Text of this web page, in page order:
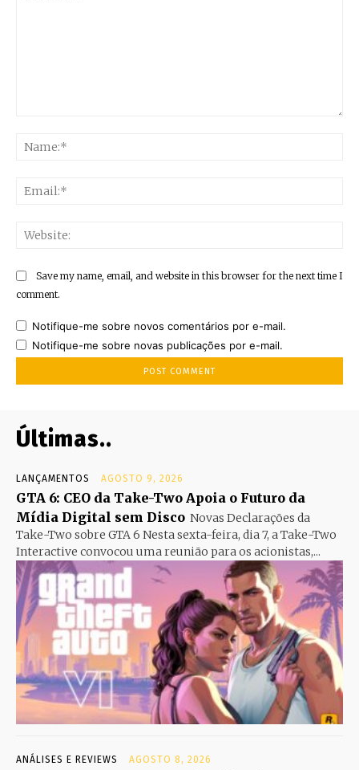
Save my name, email, and website in this browser for the next time I
comment.
Notifique-me sobre novos comentários por e-mail.
Notifique-me sobre novas publicações por e-mail.
Últimas..
LANÇAMENTOS AGOSTO 9, 2026
GTA 6: CEO da Take-Two Apoia o Futuro da
Mídia Digital sem Disco Novas Declarações da
Take-Two sobre GTA 6 Nesta sexta-feira, dia 7, a Take-Two
Interactive convocou uma reunião para os acionistas,...
ANÁLISES E REVIEWS AGOSTO 8, 2026